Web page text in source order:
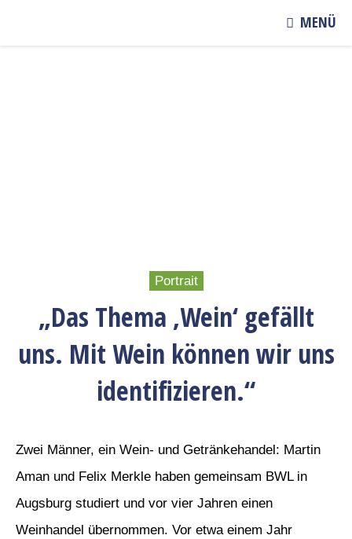
MENÜ
Portrait
„Das Thema ‚Wein‘ gefällt
uns. Mit Wein können wir uns
identifizieren.“
Zwei Männer, ein Wein- und Getränkehandel: Martin
Aman und Felix Merkle haben gemeinsam BWL in
Augsburg studiert und vor vier Jahren einen
Weinhandel übernommen. Vor etwa einem Jahr